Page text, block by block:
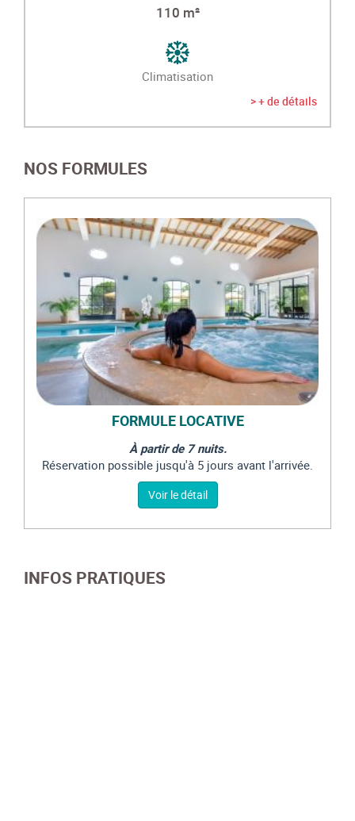
110 m²
Climatisation
> + de détails
NOS FORMULES
FORMULE LOCATIVE
À partir de 7 nuits.
Réservation possible jusqu'à 5 jours avant l'arrivée.
Voir le détail
INFOS PRATIQUES